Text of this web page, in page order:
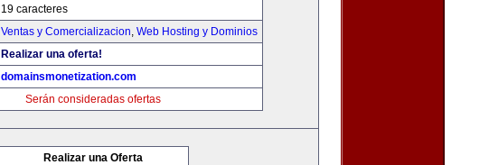
19 caracteres
Ventas y Comercializacion, Web Hosting y Dominios
Realizar una oferta!
domainsmonetization.com
Serán consideradas ofertas
Realizar una Oferta